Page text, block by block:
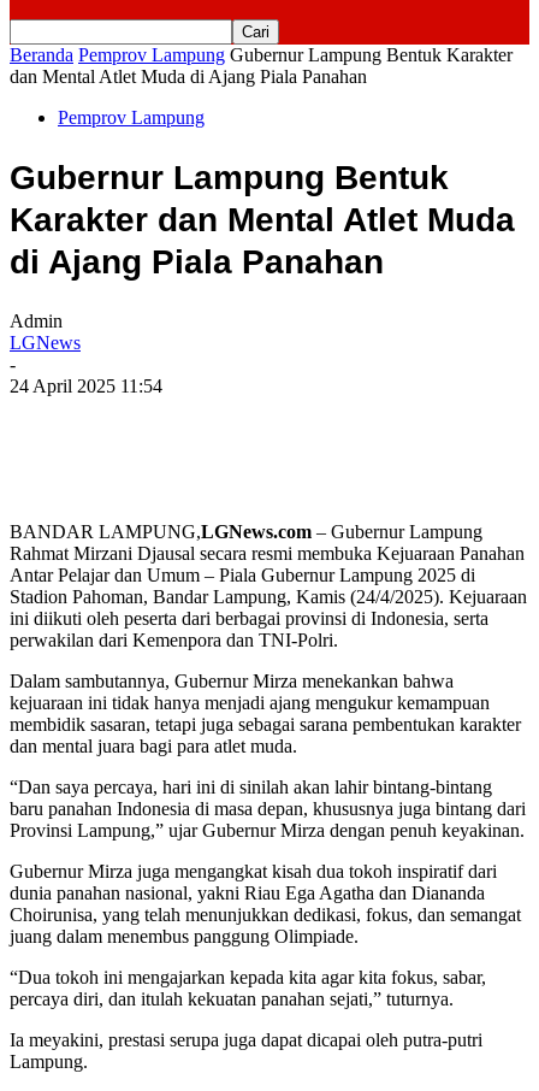
Beranda Pemprov Lampung Gubernur Lampung Bentuk Karakter
dan Mental Atlet Muda di Ajang Piala Panahan
Pemprov Lampung
Gubernur Lampung Bentuk
Karakter dan Mental Atlet Muda
di Ajang Piala Panahan
Admin
LGNews
-
24 April 2025 11:54
BANDAR LAMPUNG,LGNews.com – Gubernur Lampung
Rahmat Mirzani Djausal secara resmi membuka Kejuaraan Panahan
Antar Pelajar dan Umum – Piala Gubernur Lampung 2025 di
Stadion Pahoman, Bandar Lampung, Kamis (24/4/2025). Kejuaraan
ini diikuti oleh peserta dari berbagai provinsi di Indonesia, serta
perwakilan dari Kemenpora dan TNI-Polri.
Dalam sambutannya, Gubernur Mirza menekankan bahwa
kejuaraan ini tidak hanya menjadi ajang mengukur kemampuan
membidik sasaran, tetapi juga sebagai sarana pembentukan karakter
dan mental juara bagi para atlet muda.
“Dan saya percaya, hari ini di sinilah akan lahir bintang-bintang
baru panahan Indonesia di masa depan, khususnya juga bintang dari
Provinsi Lampung,” ujar Gubernur Mirza dengan penuh keyakinan.
Gubernur Mirza juga mengangkat kisah dua tokoh inspiratif dari
dunia panahan nasional, yakni Riau Ega Agatha dan Diananda
Choirunisa, yang telah menunjukkan dedikasi, fokus, dan semangat
juang dalam menembus panggung Olimpiade.
“Dua tokoh ini mengajarkan kepada kita agar kita fokus, sabar,
percaya diri, dan itulah kekuatan panahan sejati,” tuturnya.
Ia meyakini, prestasi serupa juga dapat dicapai oleh putra-putri
Lampung.